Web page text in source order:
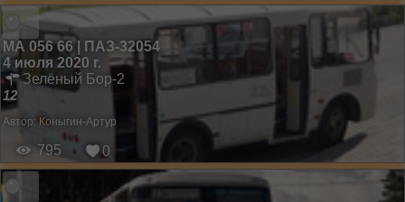
МА 056 66 | ПАЗ-32054
4 июля 2020 г.
Зелёный Бор-2
12
Автор:Коныгин-Артур
795 0